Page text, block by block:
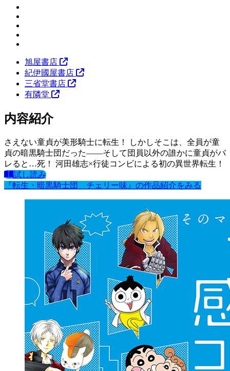
旭屋書店
紀伊國屋書店
三省堂書店
有隣堂
内容紹介
さえない童貞が美形騎士に転生！ しかしそこは、全員が童
貞の暗黒騎士団だった――そして団員以外の誰かに童貞がバ
レると…死！ 河田雄志×行徒コンビによる初の異世界転生！
試し読み
『転生・暗黒騎士団 チェリー味』の作品紹介をみる